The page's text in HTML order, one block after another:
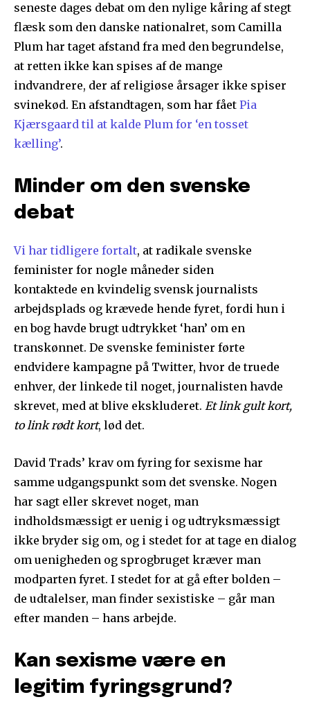
seneste dages debat om den nylige kåring af stegt
flæsk som den danske nationalret, som Camilla
Plum har taget afstand fra med den begrundelse,
at retten ikke kan spises af de mange
indvandrere, der af religiøse årsager ikke spiser
svinekød. En afstandtagen, som har fået Pia
Kjærsgaard til at kalde Plum for ‘en tosset
kælling’.
Minder om den svenske
debat
Vi har tidligere fortalt, at radikale svenske
feminister for nogle måneder siden
kontaktede en kvindelig svensk journalists
arbejdsplads og krævede hende fyret, fordi hun i
en bog havde brugt udtrykket ‘han’ om en
transkønnet. De svenske feminister førte
endvidere kampagne på Twitter, hvor de truede
enhver, der linkede til noget, journalisten havde
skrevet, med at blive ekskluderet. Et link gult kort,
to link rødt kort, lød det.
David Trads’ krav om fyring for sexisme har
samme udgangspunkt som det svenske. Nogen
har sagt eller skrevet noget, man
indholdsmæssigt er uenig i og udtryksmæssigt
ikke bryder sig om, og i stedet for at tage en dialog
om uenigheden og sprogbruget kræver man
modparten fyret. I stedet for at gå efter bolden –
de udtalelser, man finder sexistiske – går man
efter manden – hans arbejde.
Kan sexisme være en
legitim fyringsgrund?